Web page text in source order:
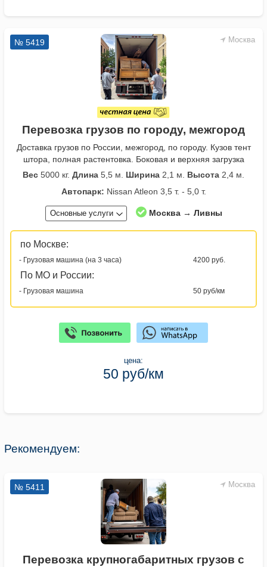
Москва
№ 5419
Перевозка грузов по городу, межгород
Доставка грузов по России, межгород, по городу. Кузов тент
штора, полная растентовка. Боковая и верхняя загрузка
Вес 5000 кг. Длина 5,5 м. Ширина 2,1 м. Высота 2,4 м.
Автопарк: Nissan Atleon 3,5 т. - 5,0 т.
Основные услуги Москва → Ливны
по Москве:
- Грузовая машина (на 3 часа) 4200 руб.
По МО и России:
- Грузовая машина 50 руб/км
цена:
50 руб/км
Рекомендуем:
Москва
№ 5411
Перевозка крупногабаритных грузов с